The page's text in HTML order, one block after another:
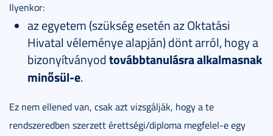
Ilyenkor:
az egyetem (szükség esetén az Oktatási
Hivatal véleménye alapján) dönt arról, hogy a
bizonyítványodtovábbtanulásra alkalmasnak
minősül-e.
Ez nem ellened van, csak azt vizsgálják, hogy a te
rendszeredben szerzett érettségi/diploma megfelel-e egy